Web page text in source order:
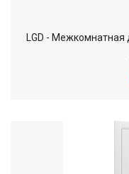
LGD - Межкомнатная